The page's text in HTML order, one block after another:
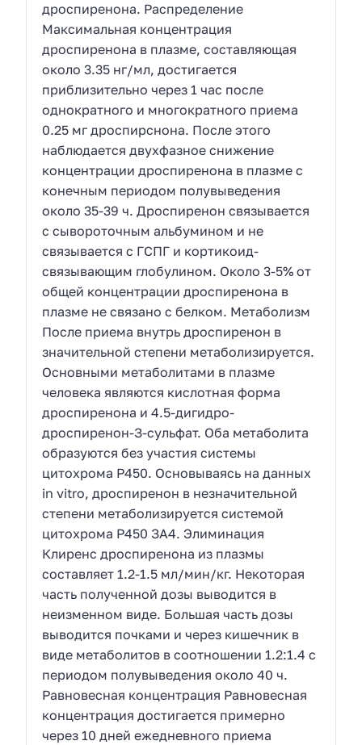
дроспиренона. Распределение
Максимальная концентрация
дроспиренона в плазме, составляющая
около 3.35 нг/мл, достигается
приблизительно через 1 час после
однократного и многократного приема
0.25 мг дроспирснона. После этого
наблюдается двухфазное снижение
концентрации дроспиренона в плазме с
конечным периодом полувыведения
около 35-39 ч. Дроспиренон связывается
с сывороточным альбумином и не
связывается с ГСПГ и кортикоид-
связывающим глобулином. Около 3-5% от
общей концентрации дроспиренона в
плазме не связано с белком. Метаболизм
После приема внутрь дроспиренон в
значительной степени метаболизируется.
Основными метаболитами в плазме
человека являются кислотная форма
дроспиренона и 4.5-дигидро-
дроспиренон-З-сульфат. Оба метаболита
образуются без участия системы
цитохрома Р450. Основываясь на данных
in vitro, дроспиренон в незначительной
степени метаболизируется системой
цитохрома Р450 ЗА4. Элиминация
Клиренс дроспиренона из плазмы
составляет 1.2-1.5 мл/мин/кг. Некоторая
часть полученной дозы выводится в
неизменном виде. Большая часть дозы
выводится почками и через кишечник в
виде метаболитов в соотношении 1.2:1.4 с
периодом полувыведения около 40 ч.
Равновесная концентрация Равновесная
концентрация достигается примерно
через 10 дней ежедневного приема